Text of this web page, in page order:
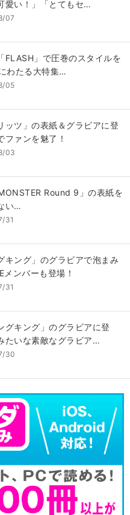
愛い！」「とてもセ…
07
FLASH」で圧巻のスタイルを
わたる大特集…
05
ッツ」の表紙＆グラビアに登
ファンを魅了！
03
Round 9」の表紙を
い…
31
キング」のグラビアで泡まみ
ンバーも登場！
31
グキング」のグラビアに登
たいな素敵なグラビア…
30